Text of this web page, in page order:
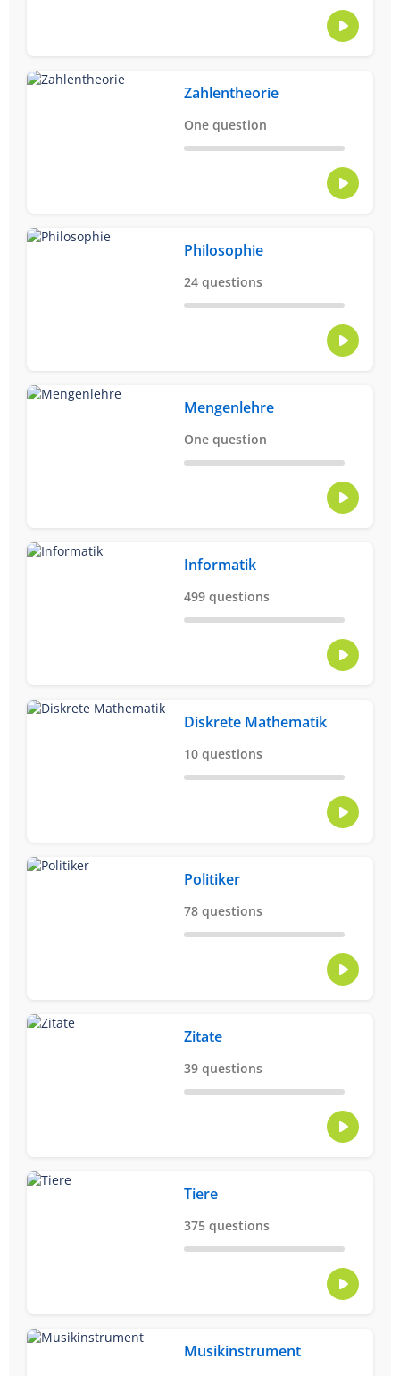
Zahlentheorie
One question
Philosophie
24 questions
Mengenlehre
One question
Informatik
499 questions
Diskrete Mathematik
10 questions
Politiker
78 questions
Zitate
39 questions
Tiere
375 questions
Musikinstrument